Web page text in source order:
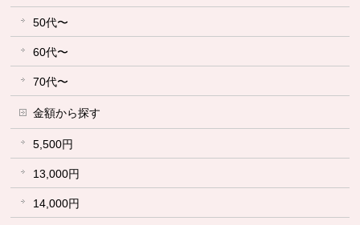
50代〜
60代〜
70代〜
金額から探す
5,500円
13,000円
14,000円